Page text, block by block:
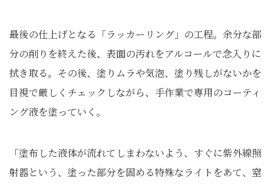
最後の仕上げとなる「ラッカーリング」の工程。余分な部
分の削りを終えた後、表面の汚れをアルコールで念入りに
拭き取る。その後、塗りムラや気泡、塗り残しがないかを
目視で厳しくチェックしながら、手作業で専用のコーティ
ング液を塗っていく。
「塗布した液体が流れてしまわないよう、すぐに紫外線照
射器という、塗った部分を固める特殊なライトをあて、窒